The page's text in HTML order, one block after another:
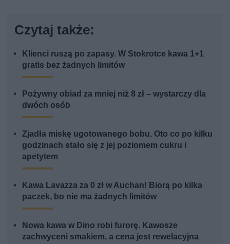
Czytaj także:
Klienci ruszą po zapasy. W Stokrotce kawa 1+1
gratis bez żadnych limitów
Pożywny obiad za mniej niż 8 zł – wystarczy dla
dwóch osób
Zjadła miskę ugotowanego bobu. Oto co po kilku
godzinach stało się z jej poziomem cukru i
apetytem
Kawa Lavazza za 0 zł w Auchan! Biorą po kilka
paczek, bo nie ma żadnych limitów
Nowa kawa w Dino robi furorę. Kawosze
zachwyceni smakiem, a cena jest rewelacyjna